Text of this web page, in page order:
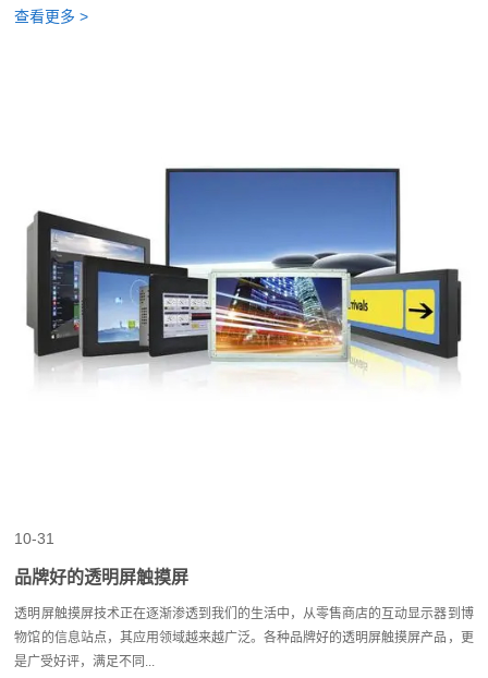
查看更多 >
10-31
品牌好的透明屏触摸屏
透明屏触摸屏技术正在逐渐渗透到我们的生活中，从零售商店的互动显示器到博
物馆的信息站点，其应用领域越来越广泛。各种品牌好的透明屏触摸屏产品，更
是广受好评，满足不同...